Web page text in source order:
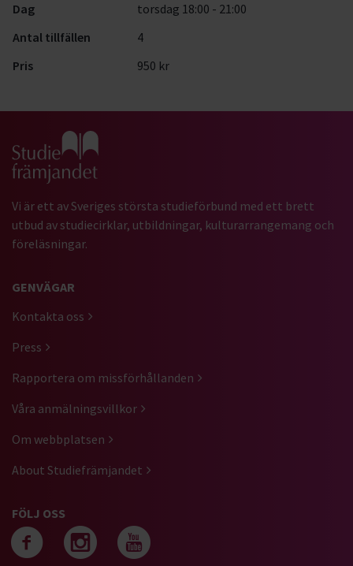
Dag
torsdag 18:00 - 21:00
Antal tillfällen
4
Pris
950 kr
Gå till studiefrämjandets startsida
Vi är ett av Sveriges största studieförbund med ett brett
utbud av studiecirklar, utbildningar, kulturarrangemang och
föreläsningar.
GENVÄGAR
Kontakta oss
Press
Rapportera om missförhållanden
Våra anmälningsvillkor
Om webbplatsen
About Studiefrämjandet
FÖLJ OSS